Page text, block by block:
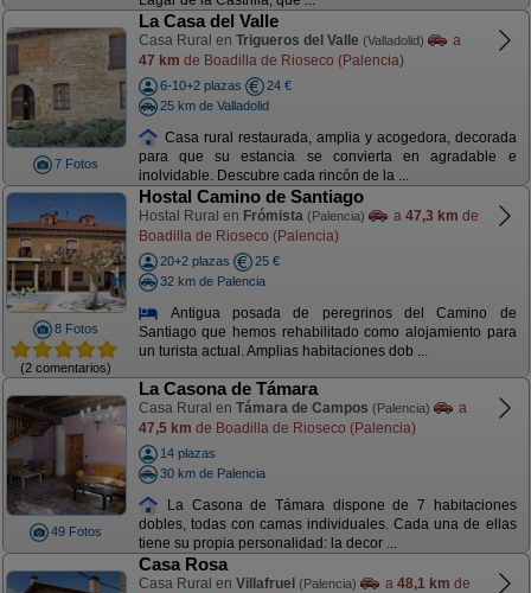
7 Fotos
La Casa del Valle
Casa Rural en Trigueros del Valle (Valladolid)
a
47 km de Boadilla de Rioseco (Palencia)
6-10+2 plazas
24 €
25 km de Valladolid
Casa rural restaurada, amplia y acogedora, decorada
para que su estancia se convierta en agradable e
inolvidable. Descubre cada rincón de la ...
8 Fotos
(2 comentarios)
Hostal Camino de Santiago
Hostal Rural en Frómista (Palencia) a 47,3 km de
Boadilla de Rioseco (Palencia)
20+2 plazas
25 €
32 km de Palencia
Antigua posada de peregrinos del Camino de
Santiago que hemos rehabilitado como alojamiento para
un turista actual. Amplias habitaciones dob ...
49 Fotos
La Casona de Támara
Casa Rural en Támara de Campos (Palencia)
a
47,5 km de Boadilla de Rioseco (Palencia)
14 plazas
30 km de Palencia
La Casona de Támara dispone de 7 habitaciones
dobles, todas con camas individuales. Cada una de ellas
tiene su propia personalidad: la decor ...
Casa Rosa
Casa Rural en Villafruel (Palencia) a 48,1 km de